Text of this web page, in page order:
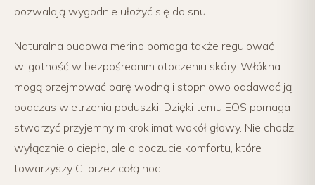
pozwalają wygodnie ułożyć się do snu.
Naturalna budowa merino pomaga także regulować
wilgotność w bezpośrednim otoczeniu skóry. Włókna
mogą przejmować parę wodną i stopniowo oddawać ją
podczas wietrzenia poduszki. Dzięki temu EOS pomaga
stworzyć przyjemny mikroklimat wokół głowy. Nie chodzi
wyłącznie o ciepło, ale o poczucie komfortu, które
towarzyszy Ci przez całą noc.